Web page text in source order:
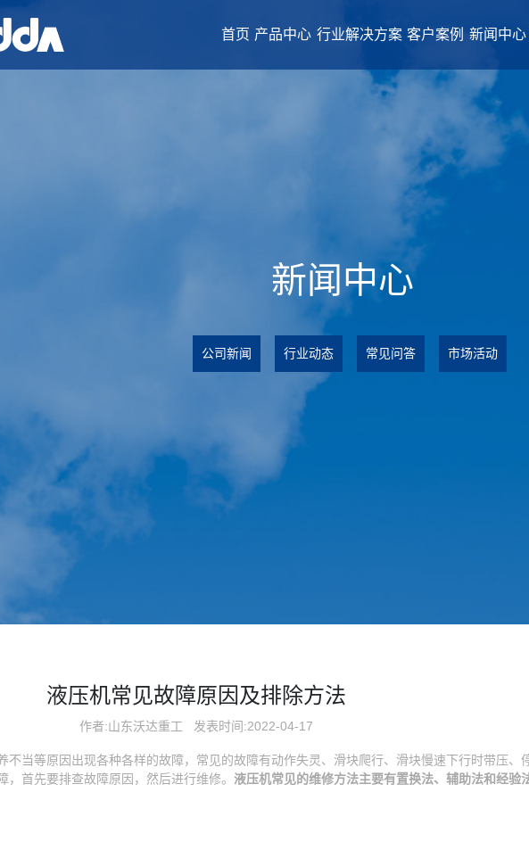
首页 产品中心 行业解决方案 客户案例 新闻中心
新闻中心
公司新闻 行业动态 常见问答 市场活动
液压机常见故障原因及排除方法
作者:山东沃达重工 发表时间:2022-04-17
不当等原因出现各种各样的故障，常见的故障有动作失灵、滑块爬行、滑块慢速下行时带压、
首先要排查故障原因，然后进行维修。 液压机常见的维修方法主要有置换法、辅助法和经验